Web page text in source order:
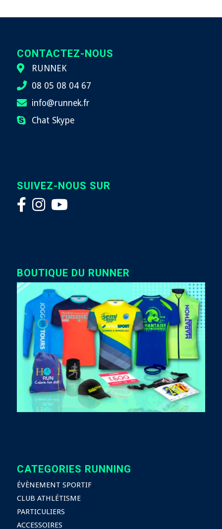
CONTACTEZ-NOUS
RUNNEK
08 05 08 04 67
info@runnek.fr
Chat Skype
SUIVEZ-NOUS SUR
BOUTIQUE DU RUNNER
CATEGORIES RUNNING
ÉVÈNEMENT SPORTIF
CLUB ATHLÉTISME
PARTICULIERS
ACCESSOIRES